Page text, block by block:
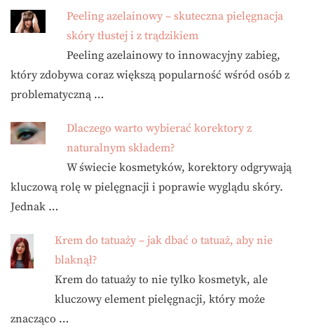
Peeling azelainowy – skuteczna pielęgnacja
skóry tłustej i z trądzikiem
Peeling azelainowy to innowacyjny zabieg,
który zdobywa coraz większą popularność wśród osób z
problematyczną …
Dlaczego warto wybierać korektory z
naturalnym składem?
W świecie kosmetyków, korektory odgrywają
kluczową rolę w pielęgnacji i poprawie wyglądu skóry.
Jednak …
Krem do tatuaży – jak dbać o tatuaż, aby nie
blaknął?
Krem do tatuaży to nie tylko kosmetyk, ale
kluczowy element pielęgnacji, który może
znacząco …